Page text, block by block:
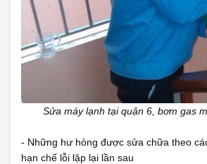
Sửa máy lạnh tại quận 6, bơm gas
- Những hư hỏng được sửa chữa theo
hạn chế lỗi lặp lại lần sau